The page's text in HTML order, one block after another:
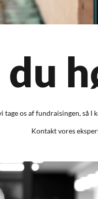
tage os af fundraisingen, så I
Kontakt vores